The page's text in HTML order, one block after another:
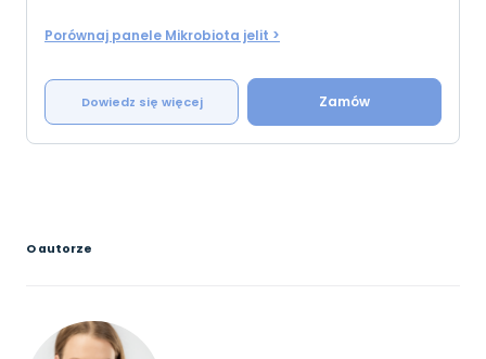
Porównaj panele Mikrobiota jelit >
Dowiedz się więcej Zamów
O autorze